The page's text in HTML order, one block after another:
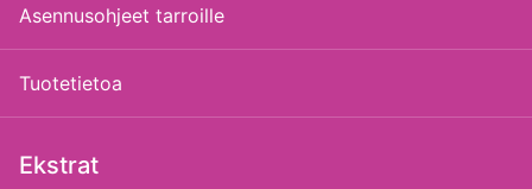
Asennusohjeet tarroille
Tuotetietoa
Ekstrat